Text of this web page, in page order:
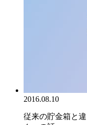
2016.08.10
従来の貯金箱と